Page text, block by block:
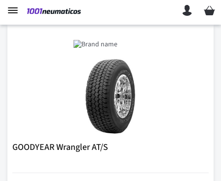
Mi
GOODYEAR Wrangler AT/S